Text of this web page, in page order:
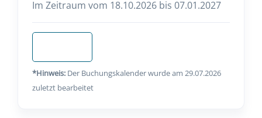
Im Zeitraum vom 18.10.2026 bis 07.01.2027
*Hinweis: Der Buchungskalender wurde am 29.07.2026
zuletzt bearbeitet